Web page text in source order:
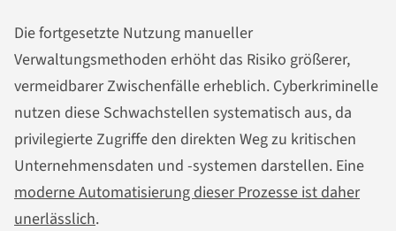
Die fortgesetzte Nutzung manueller
Verwaltungsmethoden erhöht das Risiko größerer,
vermeidbarer Zwischenfälle erheblich. Cyberkriminelle
nutzen diese Schwachstellen systematisch aus, da
privilegierte Zugriffe den direkten Weg zu kritischen
Unternehmensdaten und -systemen darstellen. Eine
moderne Automatisierung dieser Prozesse ist daher
unerlässlich.